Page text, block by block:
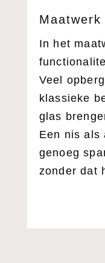
Maatwerk
In het
Veel
klassieke
glas
Een nis als
genoeg
zonder dat